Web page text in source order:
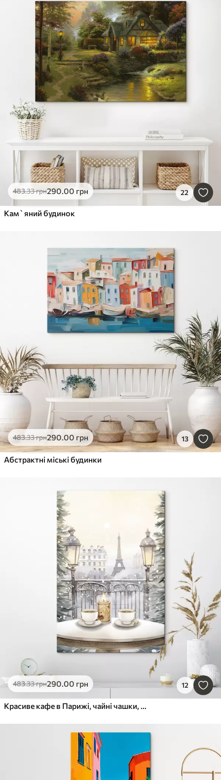
483.33грн290.00 грн 22
Кам`яний будинок
483.33грн290.00 грн 13
Абстрактні міські будинки
483.33грн290.00 грн 12
Красиве кафе в Парижі, чайні чашки, романтичний вид, зима, акварельний стиль